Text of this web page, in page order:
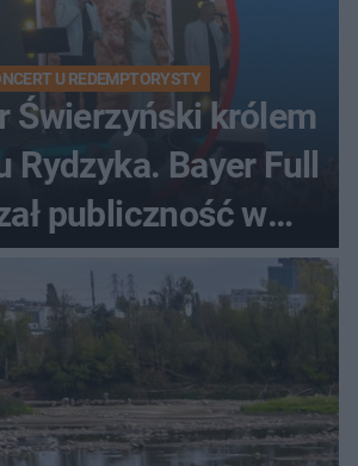
U REDEMPTORYSTY
Świerzyński królem
Rydzyka. Bayer Full
publiczność w
Toruniu